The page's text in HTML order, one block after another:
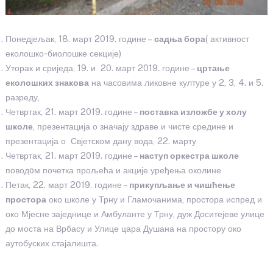
Понедјељак, 18. март 2019. године – садња бора( активност
еколошко-биолошке секције)
Уторак и сриједа, 19. и 20. март 2019. године – цртање
еколошких знакована часовима ликовне културе у 2, 3, 4. и 5.
разреду,
Четвртак, 21. март 2019. године – поставка изложбе у холу
школе, презентација о значају здраве и чисте средине и
презентација о Свјетском дану вода, 22. марту
Четвртак, 21. март 2019. године – наступ оркестра школе
поводoм почетка прољећа и акције уређења околине
Петак, 22. март 2019. године – прикупљање и чишћење
простораоко школе у Трну и Гламочанима, простора испред и
око Мјесне заједнице и Амбуланте у Трну, дуж Доситејеве улице
до моста на Врбасу и Улице цара Душана на простору око
аутобуских стајалишта.